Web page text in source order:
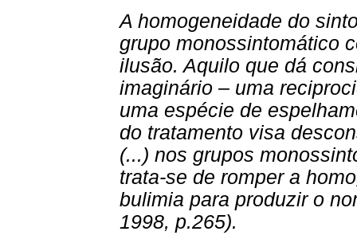
A homogeneidade do
grupo monossintomático
ilusão. Aquilo que dá
imaginário – uma
uma espécie de
do tratamento visa
(...) nos grupos
trata-se de romper a
bulimia para produzir o
1998, p.265).